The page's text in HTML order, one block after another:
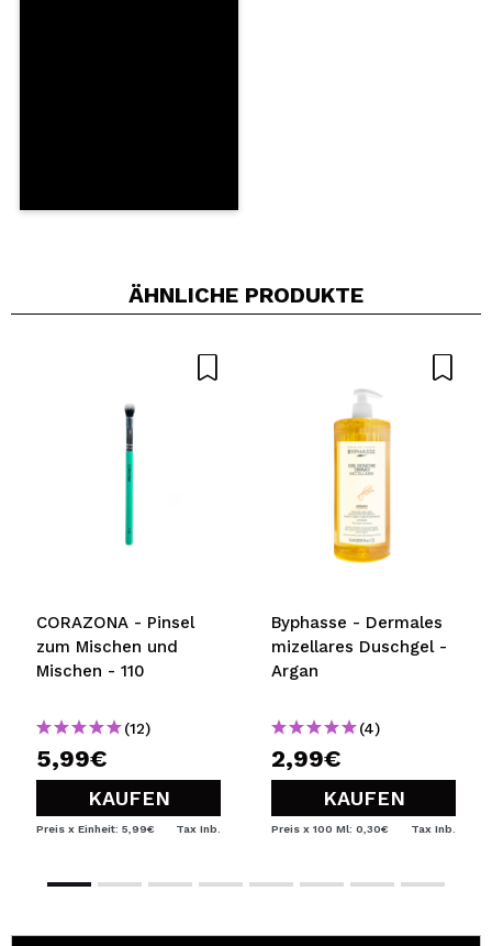
ÄHNLICHE PRODUKTE
CORAZONA - Pinsel
zum Mischen und
Mischen - 110
(12)
5,99€
KAUFEN
Preis x Einheit: 5,99€ Tax Inb.
Byphasse - Dermales
mizellares Duschgel -
Argan
(4)
2,99€
KAUFEN
Preis x 100 Ml: 0,30€ Tax Inb.